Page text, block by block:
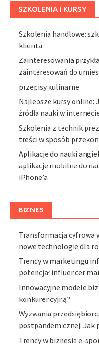
SZKOLENIA I KURSY
Szkolenia handlowe:
klienta
Zainteresowania
zainteresowań do
przepisy kulinarne
Najlepsze kursy online:
źródła nauki w internecie
Szkolenia z technik
treści w sposób
Aplikacje do nauki
aplikacje mobilne do
iPhone’a
BIZNES
Transformacja cyfrowa
nowe technologie dla
Trendy w marketingu
potencjał influencer
Innowacyjne modele
konkurencyjną?
Wyzwania
postpandemicznej: Jak
Trendy w biznesie e-